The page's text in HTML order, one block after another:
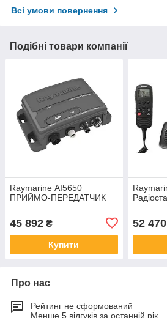
Всі умови повернення
Подібні товари компанії
Raymarine АІ5650
ПРИЙМО-ПЕРЕДАТЧИК
45 892 ₴
Купити
52 470
Про нас
Рейтинг не сформований
Менше 5 відгуків за останній рік